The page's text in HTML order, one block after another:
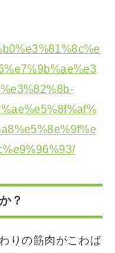
？
りの筋肉がこわば